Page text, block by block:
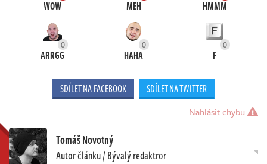
WOW MEH HMMM
0
ARRGG
0
HAHA
0
F
SDÍLET NA FACEBOOK SDÍLET NA TWITTER
Nahlásit chybu
Tomáš Novotný
Autor článku / Bývalý redaktror